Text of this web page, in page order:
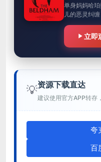
单身妈妈哈
儿的恶灵纠
崩溃。。。
立即
💡资源下载直达
建议使用官方APP转存
夸
百